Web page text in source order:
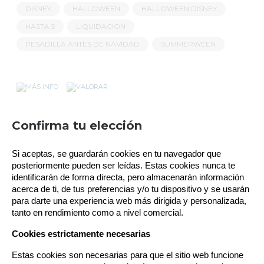
DISNEY HALLOWEEN
HALLOWEEN DISNEY
HASTA 5
LIQUIDACION
PESADILLA ANTES DE NAVIDAD
SUMMERWEEN
Política de gestión de Cookies
funcionamiento del sitio. Además, se utilizan otras de
terceros que analizan cómo se usan nuestros servicios
para mejorar la experiencia de usuario, divulgar ofertas
comerciales personalizadas o realizar análisis de sus
hábitos de navegación. Pulse el botón para aceptarlas o
“Configurar” para poder bloquearlas. Puede revisar toda la
momento desde nuestra Política de Cookies.
Confirma tu elección
Si aceptas, se guardarán cookies en tu navegador que
posteriormente pueden ser leídas. Estas cookies nunca te
identificarán de forma directa, pero almacenarán información
acerca de ti, de tus preferencias y/o tu dispositivo y se usarán
para darte una experiencia web más dirigida y personalizada,
tanto en rendimiento como a nivel comercial.
Cookies estrictamente necesarias
Estas cookies son necesarias para que el sitio web funcione